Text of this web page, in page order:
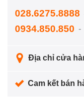
028.6275.8888
0934.850.850 -
Địa chỉ cửa
Cam kết bán